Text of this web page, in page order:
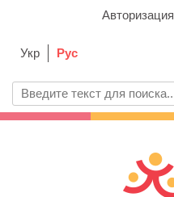
Авторизация
Укр Рус